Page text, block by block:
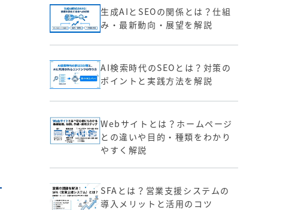
生成AIとSEOの関係とは？仕組
み・最新動向・展望を解説
AI検索時代のSEOとは？対策の
ポイントと実践方法を解説
Webサイトとは？ホームページ
との違いや目的・種類をわかり
やすく解説
SFAとは？営業支援システムの
導入メリットと活用のコツ